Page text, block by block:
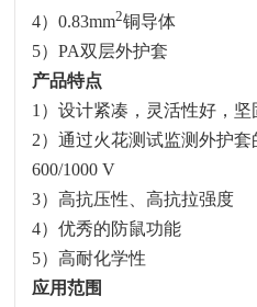
4）0.83mm2铜导体
5）PA双层外护套
产品特点
1 ）设计紧凑，灵活性好，坚
2）通过火花测试监测外护
600/1000 V
3）高抗压性、高抗拉强度
4）优秀的防鼠功能
5）高耐化学性
应用范围